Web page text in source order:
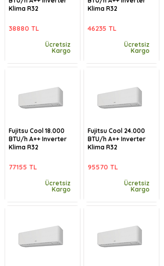
Klima R32
38880 TL
Ücretsiz
Kargo
Fujitsu Cool 18.000
BTU/h A++ Inverter
Klima R32
77155 TL
Ücretsiz
Kargo
Klima R32
46235 TL
Ücretsiz
Kargo
Fujitsu Cool 24.000
BTU/h A++ Inverter
Klima R32
95570 TL
Ücretsiz
Kargo